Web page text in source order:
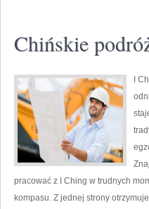
Chińskie
I
pracować z I Ching w trudnych
kompasu. Z jednej strony